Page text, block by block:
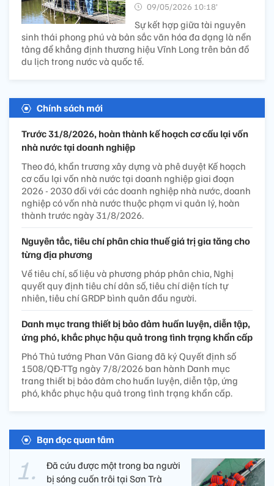
09/05/2026 10:18’
Sự kết hợp giữa tài nguyên
sinh thái phong phú và bản sắc văn hóa đa dạng là nền
tảng để khẳng định thương hiệu Vĩnh Long trên bản đồ
du lịch trong nước và quốc tế.
Chính sách mới
Trước 31/8/2026, hoàn thành kế hoạch cơ cấu lại vốn
nhà nước tại doanh nghiệp
Theo đó, khẩn trương xây dựng và phê duyệt Kế hoạch
cơ cấu lại vốn nhà nước tại doanh nghiệp giai đoạn
2026 - 2030 đối với các doanh nghiệp nhà nước, doanh
nghiệp có vốn nhà nước thuộc phạm vi quản lý, hoàn
thành trước ngày 31/8/2026.
Nguyên tắc, tiêu chí phân chia thuế giá trị gia tăng cho
từng địa phương
Về tiêu chí, số liệu và phương pháp phân chia, Nghị
quyết quy định tiêu chí dân số, tiêu chí diện tích tự
nhiên, tiêu chí GRDP bình quân đầu người.
Danh mục trang thiết bị bảo đảm huấn luyện, diễn tập,
ứng phó, khắc phục hậu quả trong tình trạng khẩn cấp
Phó Thủ tướng Phan Văn Giang đã ký Quyết định số
1508/QĐ-TTg ngày 7/8/2026 ban hành Danh mục
trang thiết bị bảo đảm cho huấn luyện, diễn tập, ứng
phó, khắc phục hậu quả trong tình trạng khẩn cấp.
Bạn đọc quan tâm
Đã cứu được một trong ba người
bị sóng cuốn trôi tại Sơn Trà